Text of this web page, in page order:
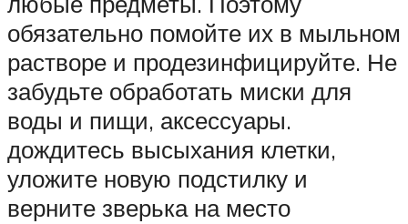
обязательно помойте их в мыльном
растворе и продезинфицируйте. Не
забудьте обработать миски для
воды и пищи, аксессуары.
дождитесь высыхания клетки,
уложите новую подстилку и
верните зверька на место